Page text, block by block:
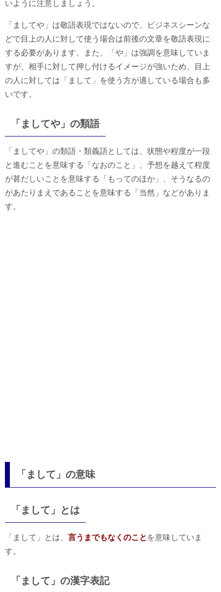
いように注意しましょう。
「ましてや」は敬語表現ではないので、ビジネスシーンな
どで目上の人に対して使う場合は前後の文章を敬語表現に
する必要があります。また、「や」は強調を意味していま
すが、相手に対して押し付けるイメージが強いため、目上
の人に対しては「まして」を使う方が適している場合も多
いです。
「ましてや」の類語
「ましてや」の類語・類義語としては、状態や程度が一段
と進むことを意味する「なおのこと」、予想を越えて程度
が甚だしいことを意味する「もってのほか」、そうなるの
があたりまえであることを意味する「当然」などがありま
す。
「まして」の意味
「まして」とは
「まして」とは、 言うまでもなくのこと を意味していま
す。
「まして」の漢字表記